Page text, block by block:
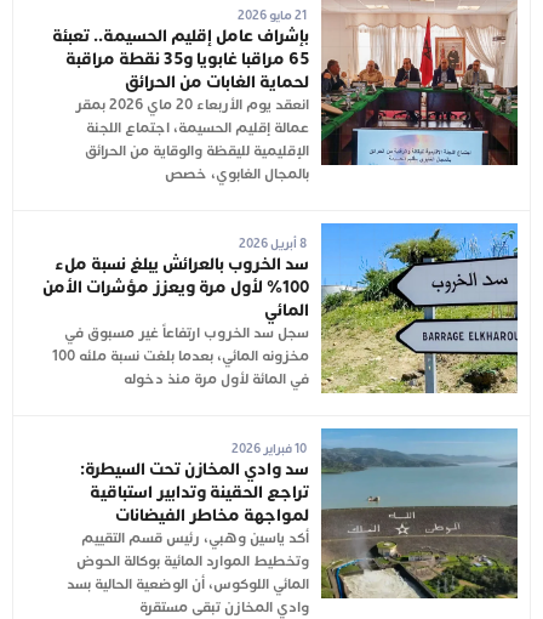
21 مايو 2026
بإشراف عامل إقليم الحسيمة.. تعبئة
65 مراقبا غابويا و35 نقطة مراقبة
لحماية الغابات من الحرائق
انعقد يوم الأربعاء 20 ماي 2026 بمقر
عمالة إقليم الحسيمة، اجتماع اللجنة
الإقليمية لليقظة والوقاية من الحرائق
بالمجال الغابوي، خصص
8 أبريل 2026
سد الخروب بالعرائش يبلغ نسبة ملء
100% لأول مرة ويعزز مؤشرات الأمن
المائي
سجل سد الخروب ارتفاعاً غير مسبوق في
مخزونه المائي، بعدما بلغت نسبة ملئه 100
في المائة لأول مرة منذ دخوله
10 فبراير 2026
سد وادي المخازن تحت السيطرة:
تراجع الحقينة وتدابير استباقية
لمواجهة مخاطر الفيضانات
أكد ياسين وهبي، رئيس قسم التقييم
وتخطيط الموارد المائية بوكالة الحوض
المائي اللوكوس، أن الوضعية الحالية بسد
وادي المخازن تبقى مستقرة